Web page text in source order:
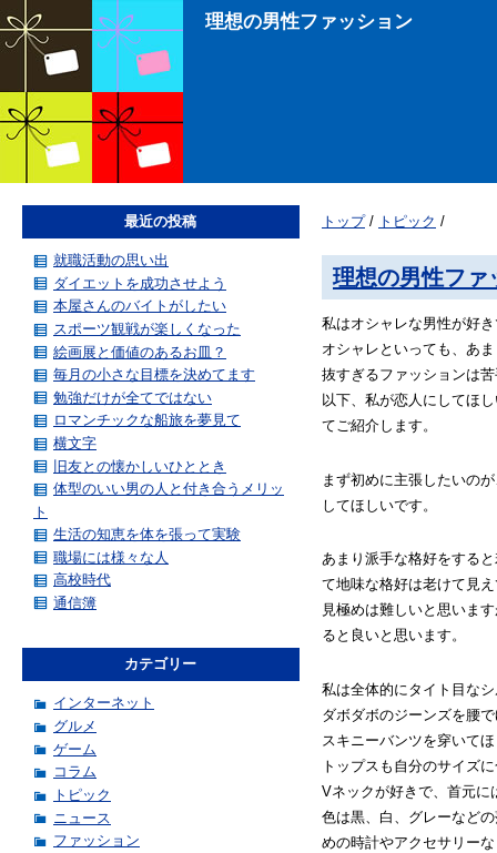
理想の男性ファッション
トップ/ トピック /
理想の男性ファ
私はオシャレな男性が好
オシャレといっても、あ
抜すぎるファッションは
以下、私が恋人にしてほ
てご紹介します。
まず初めに主張したいの
してほしいです。
あまり派手な格好をする
て地味な格好は老けて見
見極めは難しいと思いま
ると良いと思います。
私は全体的にタイト目な
ダボダボのジーンズを腰
スキニーバンツを穿いて
トップスも自分のサイズ
Vネックが好きで、首元に
色は黒、白、グレーなど
めの時計やアクセサリー
最近の投稿
就職活動の思い出
ダイエットを成功させよう
本屋さんのバイトがしたい
スポーツ観戦が楽しくなった
絵画展と価値のあるお皿？
毎月の小さな目標を決めてます
勉強だけが全てではない
ロマンチックな船旅を夢見て
横文字
旧友との懐かしいひととき
体型のいい男の人と付き合うメリッ
ト
生活の知恵を体を張って実験
職場には様々な人
高校時代
通信簿
カテゴリー
インターネット
グルメ
ゲーム
コラム
トピック
ニュース
ファッション